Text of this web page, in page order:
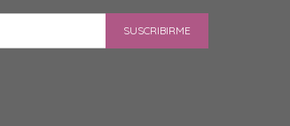
SUSCRIBIRME